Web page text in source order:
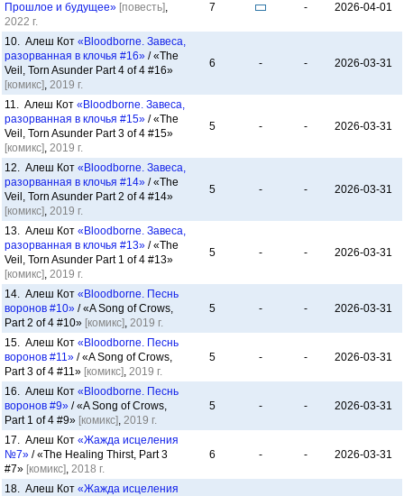
Прошлое и будущее» [повесть],
2022 г.
7 - 2026-04-01
10. Алеш Кот «Bloodborne. Завеса,
разорванная в клочья #16» / «The
Veil, Torn Asunder Part 4 of 4 #16»
[комикс], 2019 г.
6 - - 2026-03-31
11. Алеш Кот «Bloodborne. Завеса,
разорванная в клочья #15» / «The
Veil, Torn Asunder Part 3 of 4 #15»
[комикс], 2019 г.
5 - - 2026-03-31
12. Алеш Кот «Bloodborne. Завеса,
разорванная в клочья #14» / «The
Veil, Torn Asunder Part 2 of 4 #14»
[комикс], 2019 г.
5 - - 2026-03-31
13. Алеш Кот «Bloodborne. Завеса,
разорванная в клочья #13» / «The
Veil, Torn Asunder Part 1 of 4 #13»
[комикс], 2019 г.
5 - - 2026-03-31
14. Алеш Кот «Bloodborne. Песнь
воронов #10» / «A Song of Crows,
Part 2 of 4 #10» [комикс], 2019 г.
5 - - 2026-03-31
15. Алеш Кот «Bloodborne. Песнь
воронов #11» / «A Song of Crows,
Part 3 of 4 #11» [комикс], 2019 г.
5 - - 2026-03-31
16. Алеш Кот «Bloodborne. Песнь
воронов #9» / «A Song of Crows,
Part 1 of 4 #9» [комикс], 2019 г.
5 - - 2026-03-31
17. Алеш Кот «Жажда исцеления
№7» / «The Healing Thirst, Part 3
#7» [комикс], 2018 г.
6 - - 2026-03-31
18. Алеш Кот «Жажда исцеления